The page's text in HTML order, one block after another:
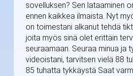
sovelluksen? Sen lataaminen
ennen kaikkea ilmaista. Nyt
on toimestani alkanut tehdä
joita myös sinä olet erittäin
seuraamaan. Seuraa minua ja
videoistani, tarvitsen vielä 88
85 tuhatta tykkäystä Saat